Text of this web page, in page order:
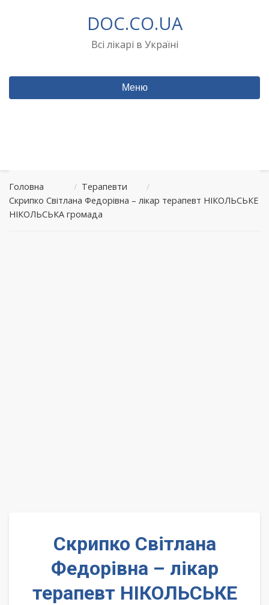
DOC.CO.UA
Всі лікарі в Україні
Меню
Головна / Терапевти
/
Скрипко Світлана Федорівна – лікар терапевт НІКОЛЬСЬКЕ
НІКОЛЬСЬКА громада
Скрипко Світлана
Федорівна – лікар
терапевт НІКОЛЬСЬКЕ